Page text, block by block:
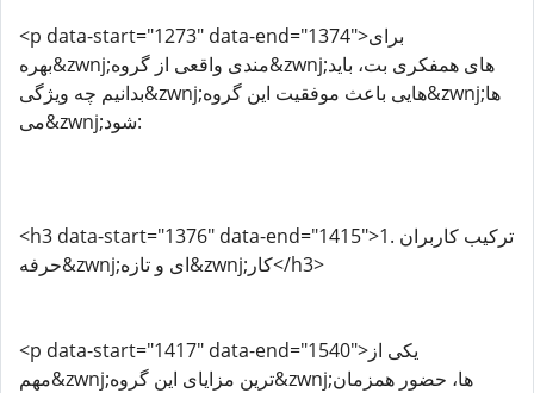
<p data-start="1273" data-end="1374">برای
بهره&zwnj;مندی واقعی از گروه&zwnj;های همفکری بت، باید
بدانیم چه ویژگی&zwnj;هایی باعث موفقیت این گروه&zwnj;ها
می&zwnj;شود:
<h3 data-start="1376" data-end="1415">1. ترکیب کاربران
حرفه&zwnj;ای و تازه&zwnj;کار</h3>
<p data-start="1417" data-end="1540">یکی از
مهم&zwnj;ترین مزایای این گروه&zwnj;ها، حضور همزمان